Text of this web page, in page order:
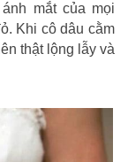
mắt của mọi
Khi cô dâu cằm
thật lộng lẫy và